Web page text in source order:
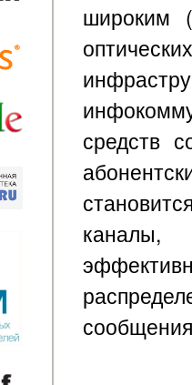
широким
средств
каналы,